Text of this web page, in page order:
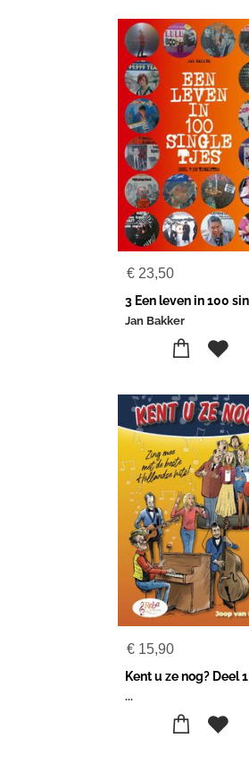
€ 23,50
Jan Bakker
€ 15,90
Kent u ze nog? Deel 1
...